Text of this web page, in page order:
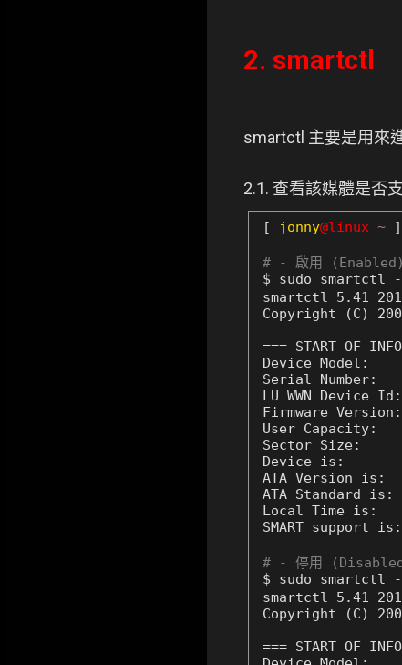
2. smartctl
smartctl 主要是用來
2.1. 查看該媒體是否
[ jonny@linux ~ ]
# - 啟用 (Enabled)
$ sudo smartctl
smartctl 5.41
Copyright (C)
=== START OF
Device Model:
Serial Number:
LU WWN Device
Firmware
User Capacity:
Sector Size:
Device is:
ATA Version is:
ATA Standard is:
Local Time is:
SMART support is:
# - 停用
$ sudo smartctl
smartctl 5.41
Copyright (C)
=== START OF